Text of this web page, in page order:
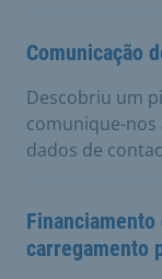
Comunicação
Descobriu um
comunique-nos
dados de
carregamento